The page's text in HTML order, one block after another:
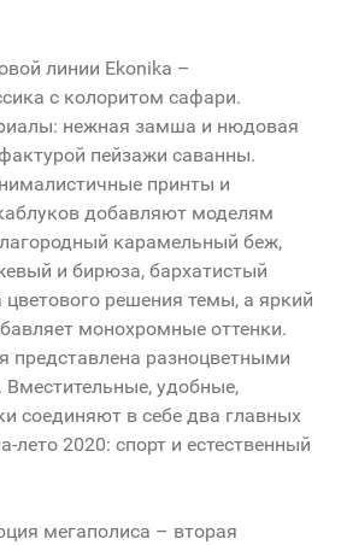
линии Ekonika –
с колоритом сафари.
нежная замша и нюдовая
пейзажи саванны.
принты и
добавляют моделям
карамельный беж,
и бирюза, бархатистый
решения темы, а яркий
монохромные оттенки.
представлена разноцветными
удобные,
соединяют в себе два главных
лето 2020: спорт и естественный
мегаполиса – вторая